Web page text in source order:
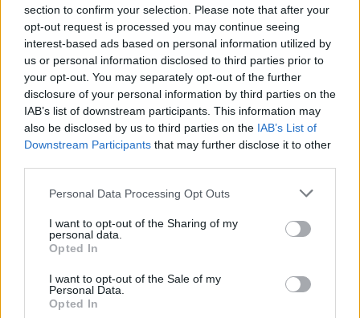
section to confirm your selection. Please note that after your
opt-out request is processed you may continue seeing
interest-based ads based on personal information utilized by
us or personal information disclosed to third parties prior to
your opt-out. You may separately opt-out of the further
disclosure of your personal information by third parties on the
IAB’s list of downstream participants. This information may
also be disclosed by us to third parties on the IAB’s List of
Downstream Participants that may further disclose it to other
Please note that this website/app uses one or more Google
not limited to your visit or usage behaviour. You may click to
grant or deny consent to Google and its third-party tags to
use your data for below specified purposes in below Google
consent section.
Personal Data Processing Opt Outs
I want to opt-out of the Sharing of my
personal data.
Opted In
I want to opt-out of the Sale of my
Personal Data.
Opted In
verso Londra come epicentro della creatività e
dell’innovazione nella moda.
AUTORE
Staff